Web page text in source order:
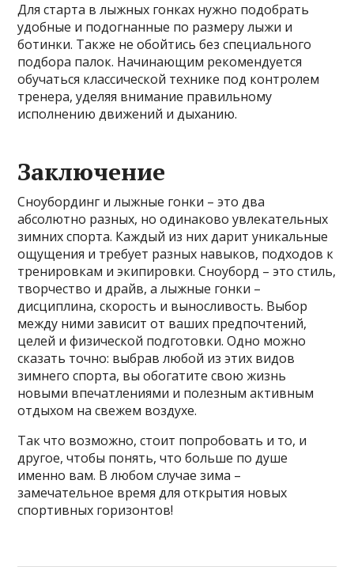
Для старта в лыжных гонках нужно подобрать
удобные и подогнанные по размеру лыжи и
ботинки. Также не обойтись без специального
подбора палок. Начинающим рекомендуется
обучаться классической технике под контролем
тренера, уделяя внимание правильному
исполнению движений и дыханию.
Заключение
Сноубординг и лыжные гонки – это два
абсолютно разных, но одинаково увлекательных
зимних спорта. Каждый из них дарит уникальные
ощущения и требует разных навыков, подходов к
тренировкам и экипировки. Сноуборд – это стиль,
творчество и драйв, а лыжные гонки –
дисциплина, скорость и выносливость. Выбор
между ними зависит от ваших предпочтений,
целей и физической подготовки. Одно можно
сказать точно: выбрав любой из этих видов
зимнего спорта, вы обогатите свою жизнь
новыми впечатлениями и полезным активным
отдыхом на свежем воздухе.
Так что возможно, стоит попробовать и то, и
другое, чтобы понять, что больше по душе
именно вам. В любом случае зима –
замечательное время для открытия новых
спортивных горизонтов!